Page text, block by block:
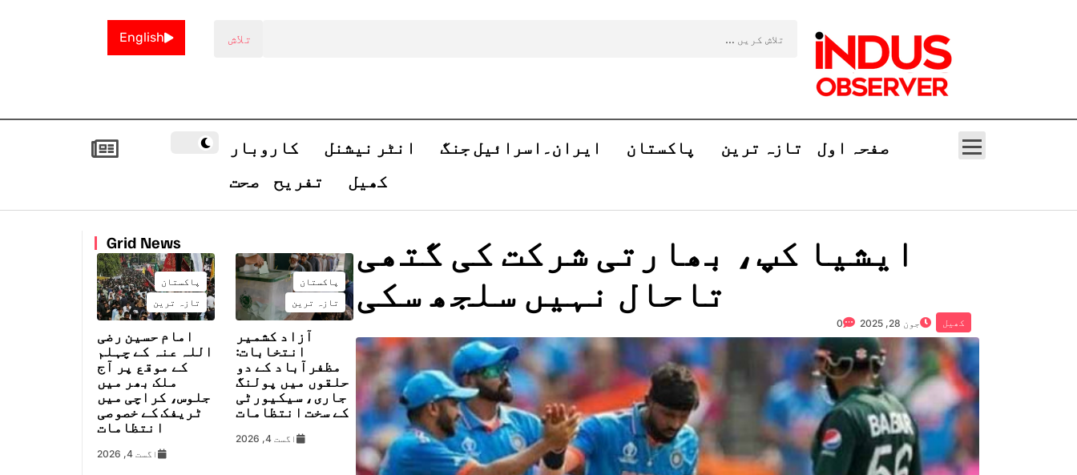
English
صفحہ اول تازہ ترین پاکستان ایران۔اسرائیل جنگ انٹر نیشنل
کاروبار
کھیل
تفریح صحت
ایشیا کپ، بھارتی شرکت کی گتھی
تاحال نہیں سلجھ سکی
کھیل جون 28, 2025 0
Grid News
پاکستان
تازہ ترین
آزاد کشمیر
انتخابات:
مظفرآباد کے دو
حلقوں میں پولنگ
جاری، سیکیورٹی
کے سخت انتظامات
اگست 4, 2026
پاکستان
تازہ ترین
امام حسین رضی
اللہ عنہ کے چہلم
کے موقع پر آج
ملک بھر میں
جلوس، کراچی میں
ٹریفک کے خصوصی
انتظامات
اگست 4, 2026